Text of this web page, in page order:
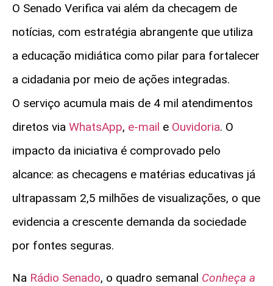
O Senado Verifica vai além da checagem de
notícias, com estratégia abrangente que utiliza
a educação midiática como pilar para fortalecer
a cidadania por meio de ações integradas.
O serviço acumula mais de 4 mil atendimentos
diretos via WhatsApp, e-mail e Ouvidoria. O
impacto da iniciativa é comprovado pelo
alcance: as checagens e matérias educativas já
ultrapassam 2,5 milhões de visualizações, o que
evidencia a crescente demanda da sociedade
por fontes seguras.
Na Rádio Senado, o quadro semanal Conheça a